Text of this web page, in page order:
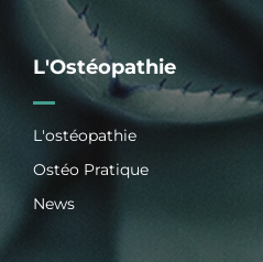
L'Ostéopathie
L'ostéopathie
Ostéo Pratique
News